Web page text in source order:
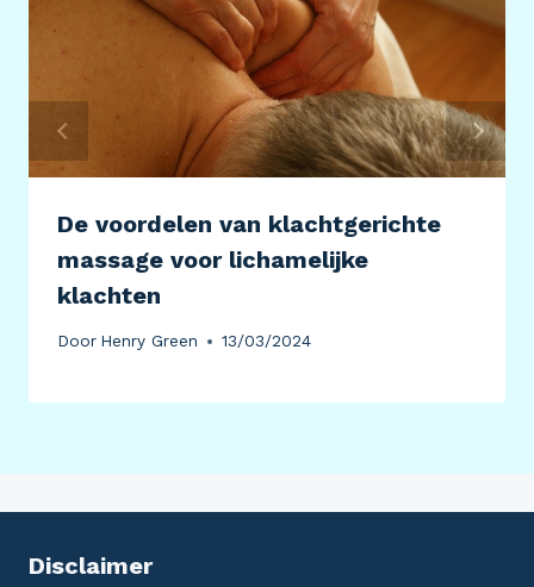
De voordelen van klachtgerichte
massage voor lichamelijke
klachten
Door Henry Green 13/03/2024
Disclaimer